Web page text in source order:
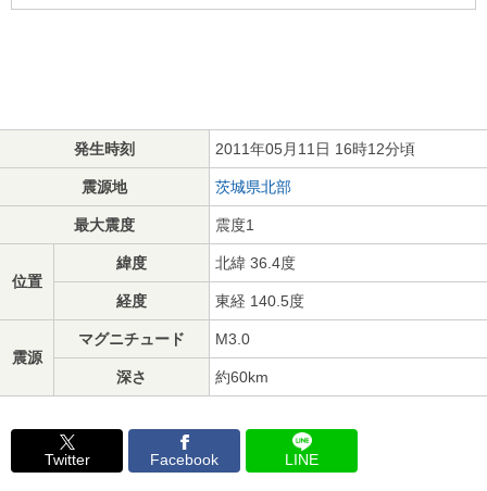
発生時刻 2011年05月11日 16時12分頃
震源地 茨城県北部
最大震度 震度1
位置
緯度 北緯 36.4度
経度 東経 140.5度
震源
マグニチュード M3.0
深さ 約60km
Twitter Facebook LINE